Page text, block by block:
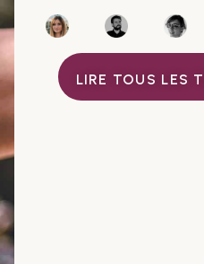
LIRE TOUS LES